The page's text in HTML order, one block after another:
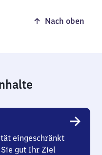
Nach oben
eingeschränkt
Sie gut Ihr Ziel